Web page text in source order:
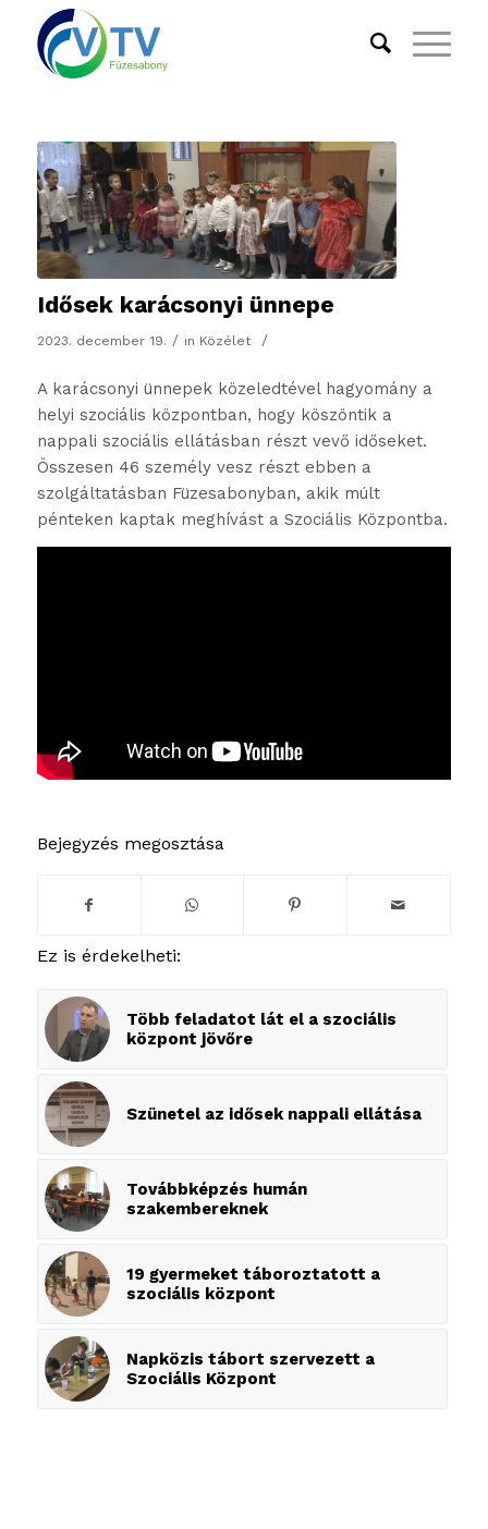
Idősek karácsonyi ünnepe
2023. december 19. / in Közélet /
A karácsonyi ünnepek közeledtével hagyomány a
helyi szociális központban, hogy köszöntik a
nappali szociális ellátásban részt vevő időseket.
Összesen 46 személy vesz részt ebben a
szolgáltatásban Füzesabonyban, akik múlt
pénteken kaptak meghívást a Szociális Központba.
Bejegyzés megosztása
Ez is érdekelheti:
Több feladatot lát el a szociális
központ jövőre
Szünetel az idősek nappali ellátása
Továbbképzés humán
szakembereknek
19 gyermeket táboroztatott a
szociális központ
Napközis tábort szervezett a
Szociális Központ